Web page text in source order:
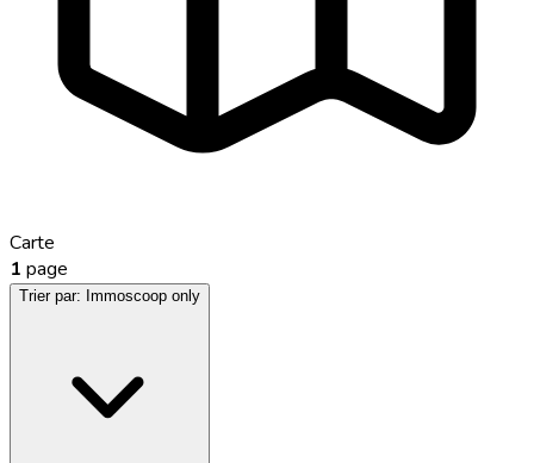
Carte
1 page
Trier par: Immoscoop only